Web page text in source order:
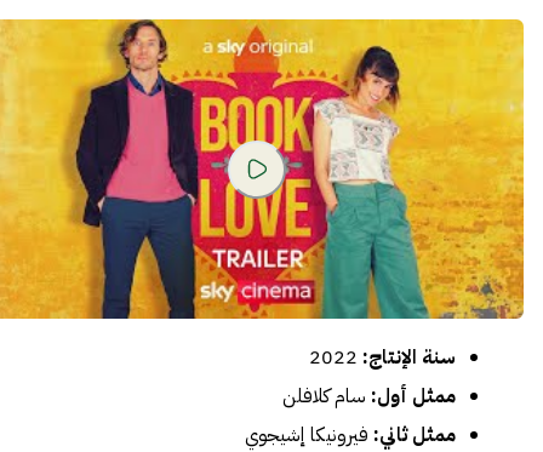
سنة الإنتاج: 2022
ممثل أول: سام كلافلن
ممثل ثاني: فيرونيكا إشيجوي